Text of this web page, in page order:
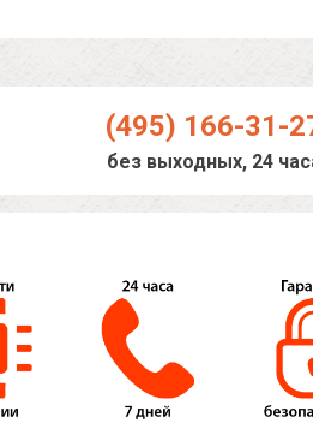
(495) 166-31-
без выходных, 24